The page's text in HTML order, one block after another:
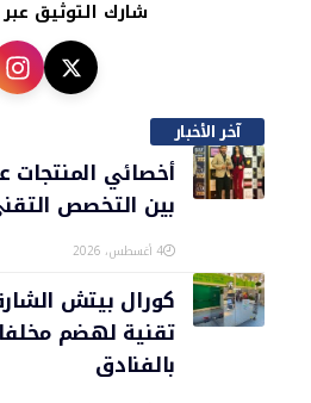
شارك التوثيق
آخر الأخبار
أخصائي المنتجات
بين التخصص
4 أغسطس، 2026
كورال بيتش
تقنية لهضم
بالفنادق